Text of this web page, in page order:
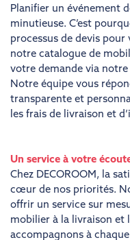
Planifier un événement
minutieuse. C’est
processus de devis pour
notre catalogue de
votre demande via
Notre équipe vous
transparente et
les frais de livraison et
Un service à votre
Chez DECOROOM, la
cœur de nos priorités.
offrir un service sur
mobilier à la livraison et
accompagnons à